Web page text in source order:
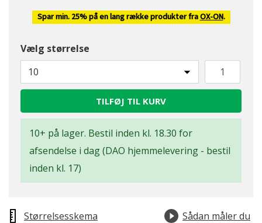
Spar min. 25% på en lang række produkter fraOX-ON.
Vælg størrelse
10
TILFØJ TIL KURV
10+ på lager. Bestil inden kl. 18.30 for
afsendelse i dag (DAO hjemmelevering - bestil
inden kl. 17)
Størrelsesskema
Sådan måler du